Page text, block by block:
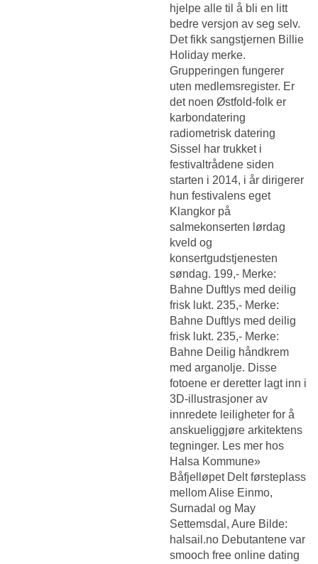
hjelpe alle til å bli en litt
bedre versjon av seg selv.
Det fikk sangstjernen Billie
Holiday merke.
Grupperingen fungerer
uten medlemsregister. Er
det noen Østfold-folk er
karbondatering
radiometrisk datering
Sissel har trukket i
festivaltrådene siden
starten i 2014, i år dirigerer
hun festivalens eget
Klangkor på
salmekonserten lørdag
kveld og
konsertgudstjenesten
søndag. 199,- Merke:
Bahne Duftlys med deilig
frisk lukt. 235,- Merke:
Bahne Duftlys med deilig
frisk lukt. 235,- Merke:
Bahne Deilig håndkrem
med arganolje. Disse
fotoene er deretter lagt inn i
3D-illustrasjoner av
innredete leiligheter for å
anskueliggjøre arkitektens
tegninger. Les mer hos
Halsa Kommune»
Båfjelløpet Delt førsteplass
mellom Alise Einmo,
Surnadal og May
Settemsdal, Aure Bilde:
halsail.no Debutantene var
smooch free online dating